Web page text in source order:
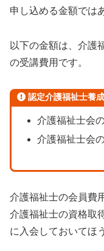
申し込める金額では
以下の金額は、介護
の受講費用です。
認定介護福祉士養
介護福祉士会
介護福祉士会
介護福祉士の会員費
介護福祉士の資格取
に入会しておいてほ